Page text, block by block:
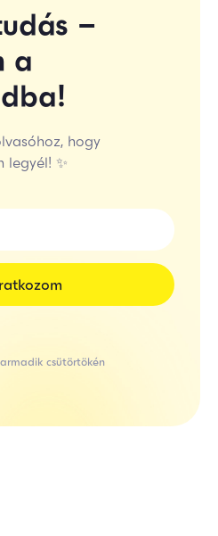
–
a
hogy
legyél! ✨
csütörtökén